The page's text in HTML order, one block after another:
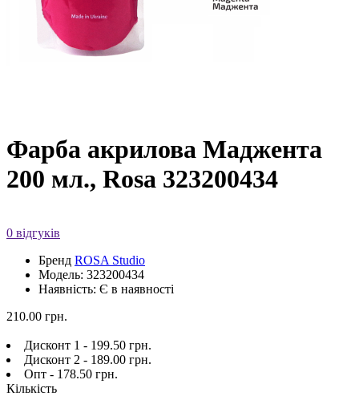
Фарба акрилова Маджента
200 мл., Rosa 323200434
0 відгуків
Бренд ROSA Studio
Модель: 323200434
Наявність: Є в наявності
210.00 грн.
Дисконт 1 - 199.50 грн.
Дисконт 2 - 189.00 грн.
Опт - 178.50 грн.
Кількість